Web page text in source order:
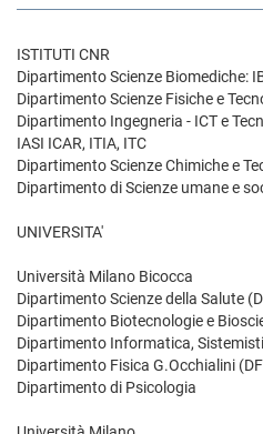
ISTITUTI CNR
Dipartimento Scienze Biomediche:
Dipartimento Scienze Fisiche e
Dipartimento Ingegneria - ICT e
IASI ICAR, ITIA, ITC
Dipartimento Scienze Chimiche e
Dipartimento di Scienze umane e
UNIVERSITA'
Università Milano Bicocca
Dipartimento Scienze della Salute
Dipartimento Biotecnologie e
Dipartimento Informatica,
Dipartimento Fisica G.Occhialini
Dipartimento di Psicologia